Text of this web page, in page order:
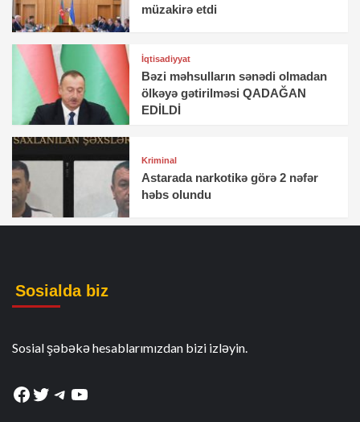
müzakirə etdi
İqtisadiyyat
Bəzi məhsulların sənədi olmadan
ölkəyə gətirilməsi QADAĞAN
EDİLDİ
Kriminal
Astarada narkotikə görə 2 nəfər
həbs olundu
Sosialda biz
Sosial şəbəkə hesablarımızdan bizi izləyin.
Facebook
Twitter
Telegram
YouTube